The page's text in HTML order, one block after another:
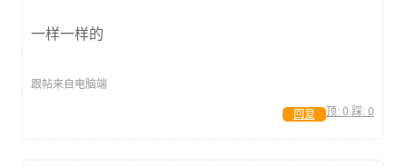
一样一样的
跟帖来自电脑端
顶: 0 踩: 0
回复